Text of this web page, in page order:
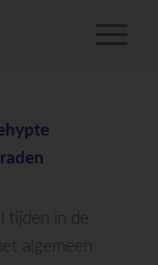
tijden in de
algemeen